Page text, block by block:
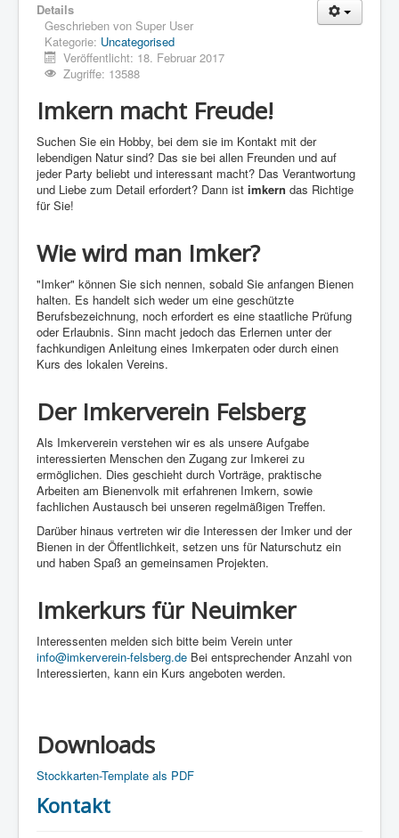
Details
Geschrieben von Super User
Kategorie: Uncategorised
Veröffentlicht: 18. Februar 2017
Zugriffe: 13588
Imkern macht Freude!
Suchen Sie ein Hobby, bei dem sie im Kontakt mit der
lebendigen Natur sind? Das sie bei allen Freunden und auf
jeder Party beliebt und interessant macht? Das Verantwortung
und Liebe zum Detail erfordert? Dann ist imkern das Richtige
für Sie!
Wie wird man Imker?
"Imker" können Sie sich nennen, sobald Sie anfangen Bienen
halten. Es handelt sich weder um eine geschützte
Berufsbezeichnung, noch erfordert es eine staatliche Prüfung
oder Erlaubnis. Sinn macht jedoch das Erlernen unter der
fachkundigen Anleitung eines Imkerpaten oder durch einen
Kurs des lokalen Vereins.
Der Imkerverein Felsberg
Als Imkerverein verstehen wir es als unsere Aufgabe
interessierten Menschen den Zugang zur Imkerei zu
ermöglichen. Dies geschieht durch Vorträge, praktische
Arbeiten am Bienenvolk mit erfahrenen Imkern, sowie
fachlichen Austausch bei unseren regelmäßigen Treffen.
Darüber hinaus vertreten wir die Interessen der Imker und der
Bienen in der Öffentlichkeit, setzen uns für Naturschutz ein
und haben Spaß an gemeinsamen Projekten.
Imkerkurs für Neuimker
Interessenten melden sich bitte beim Verein unter
info@imkerverein-felsberg.de Bei entsprechender Anzahl von
Interessierten, kann ein Kurs angeboten werden.
Downloads
Stockkarten-Template als PDF
Kontakt